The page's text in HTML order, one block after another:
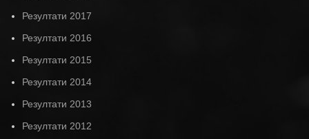
Резултати 2017
Резултати 2016
Резултати 2015
Резултати 2014
Резултати 2013
Резултати 2012